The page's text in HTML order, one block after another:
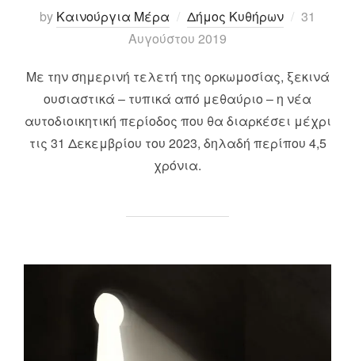
by Καινούργια Μέρα Δήμος Κυθήρων
Posted
31
Αυγούστου 2019
Με την σημερινή τελετή της ορκωμοσίας, ξεκινά
ουσιαστικά – τυπικά από μεθαύριο – η νέα
αυτοδιοικητική περίοδος που θα διαρκέσει μέχρι
τις 31 Δεκεμβρίου του 2023, δηλαδή περίπου 4,5
χρόνια.